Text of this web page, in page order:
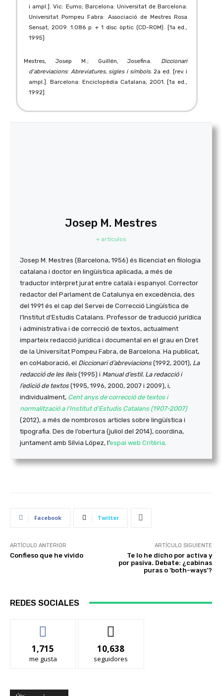
i ampl.]. Vic: Eumo; Barcelona: Universitat de Barcelona:
Universitat Pompeu Fabra: Associació de Mestres Rosa
Sensat, 2009. 1.086 p. + 1 disc òptic (CD-ROM). [1a ed.,
1995]
Mestres, Josep M.; Guillén, Josefina. Diccionari
d’abreviacions: Abreviatures, sigles i símbols. 2a ed. [rev. i
ampl.]. Barcelona: Enciclopèdia Catalana, 2001. [1a ed.,
1992]
Josep M. Mestres
+ artículos
Josep M. Mestres (Barcelona, 1956) és llicenciat en filologia
catalana i doctor en lingüística aplicada, a més de
traductor intèrpret jurat entre català i espanyol. Corrector
redactor del Parlament de Catalunya en excedència, des
del 1991 és el cap del Servei de Correcció Lingüística de
l’Institut d’Estudis Catalans. Professor de traducció jurídica
i administrativa i de correcció de textos, actualment
imparteix redacció jurídica i documental en el grau en Dret
de la Universitat Pompeu Fabra, de Barcelona. Ha publicat,
en col·laboració, el Diccionari d’abreviacions (1992, 2001), La
redacció de les lleis (1995) i Manual d’estil. La redacció i
l’edició de textos (1995, 1996, 2000, 2007 i 2009), i,
individualment, Cent anys de correcció de textos i
normalització a l’Institut d’Estudis Catalans (1907-2007)
(2012), a més de nombrosos articles sobre lingüística i
tipografia. Des de l’obertura (juliol del 2014), coordina,
juntament amb Sílvia López, l’espai web Critèria
Facebook Twitter
ARTÍCULO ANTERIOR
Confieso que he vivido
ARTÍCULO SIGUIENTE
Te lo he dicho por activa y
por pasiva. Debate: ¿cabinas
puras o ‘both-ways’?
REDES SOCIALES
1,715
me gusta
10,638
seguidores